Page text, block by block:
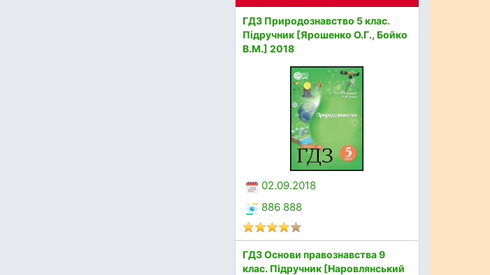
ГДЗ Природознавство 5 клас.
Підручник [Ярошенко О.Г., Бойко
В.М.] 2018
02.09.2018
886 888
ГДЗ Основи правознавства 9
клас. Підручник [Наровлянський